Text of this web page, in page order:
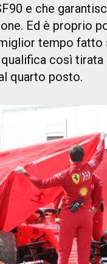
e che
Ed è proprio
tempo fatto
così
quarto posto.